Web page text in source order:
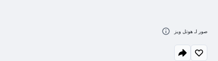
صور لـ هوتل ويز